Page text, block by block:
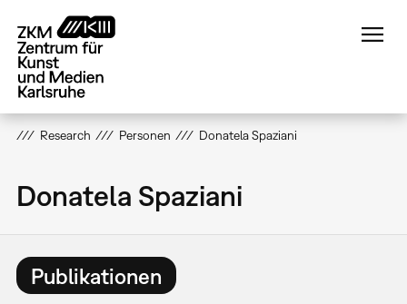
zum
Inhalt
Research Personen Donatela Spaziani
Donatela Spaziani
Publikationen